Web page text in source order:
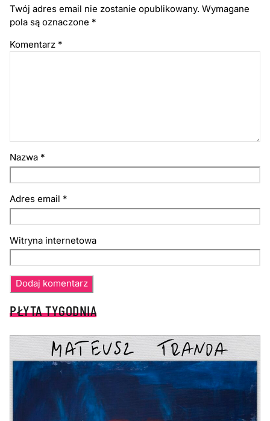
Twój adres email nie zostanie opublikowany. Wymagane
pola są oznaczone *
Komentarz *
Nazwa *
Adres email *
Witryna internetowa
PŁYTA TYGODNIA